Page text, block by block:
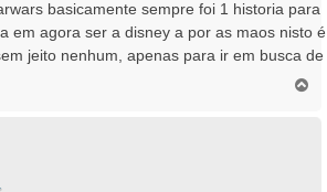
basicamente sempre foi 1 historia para
em agora ser a disney a por as maos nisto é
jeito nenhum, apenas para ir em busca de